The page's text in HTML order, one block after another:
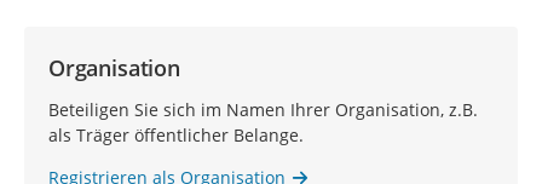
Organisation
Beteiligen Sie sich im Namen Ihrer Organisation, z.B.
als Träger öffentlicher Belange.
Registrieren als Organisation